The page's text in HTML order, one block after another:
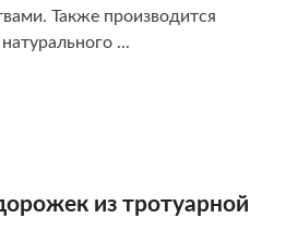
Также производится
...
из тротуарной